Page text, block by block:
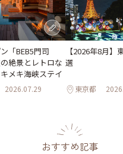
「BEB5門司
絶景とレトロな
メキ海峡ステイ
2026.07.29
【2026年8月】
選
東京都
おすすめ記事